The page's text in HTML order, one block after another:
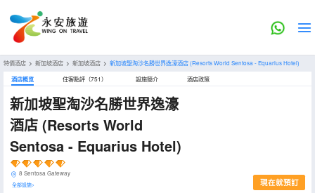
特價酒店 > 新加坡酒店 > 新加坡酒店 > 新加坡聖淘沙名勝世界逸濠酒店(Resorts World Sentosa - Equarius Hotel)
酒店概览 住客點評（751） 設施簡介 酒店政策
新加坡聖淘沙名勝世界逸濠
酒店 (Resorts World
Sentosa - Equarius Hotel)
8 Sentosa Gateway
全部設施> 現在就預訂